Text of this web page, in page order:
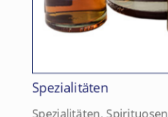
Spezialitäten
Spezialitäten, Spirituosen